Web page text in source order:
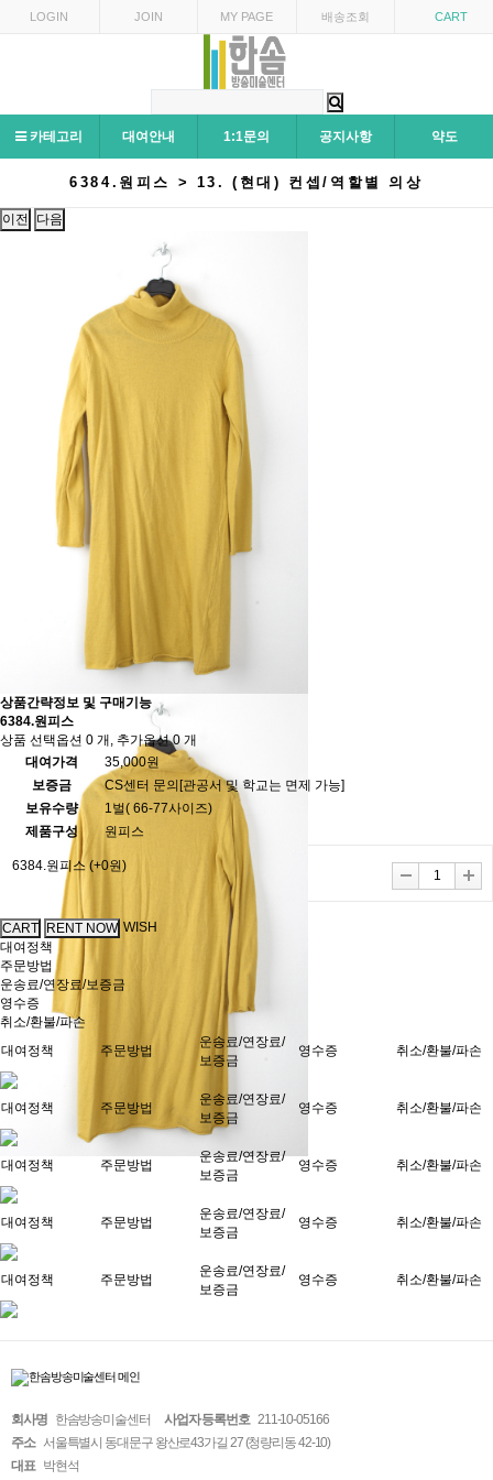
LOGIN JOIN MY PAGE 배송조회 CART
카테고리 대여안내 1:1문의 공지사항 약도
6384.원피스 > 13. (현대) 컨셉/역할별 의상
이전 다음
상품간략정보 및 구매기능
6384.원피스
상품 선택옵션 0 개, 추가옵션 0 개
대여가격
35,000원
보증금
CS센터 문의[관공서 및 학교는 면제 가능]
보유수량
1벌( 66-77사이즈)
제품구성
원피스
6384.원피스 (+0원)
WISH
대여정책
주문방법
운송료/연장료/보증금
영수증
취소/환불/파손
대여정책
주문방법
운송료/연장료/
보증금
영수증 취소/환불/파손
대여정책 주문방법
운송료/연장료/
보증금
영수증 취소/환불/파손
대여정책 주문방법
운송료/연장료/
보증금
영수증 취소/환불/파손
대여정책 주문방법
운송료/연장료/
보증금
영수증 취소/환불/파손
대여정책 주문방법
운송료/연장료/
보증금
영수증 취소/환불/파손
회사명 한솜방송미술센터 사업자 등록번호 211-10-05166
주소 서울특별시 동대문구 왕산로43가길 27 (청량리동 42-10)
대표 박현석